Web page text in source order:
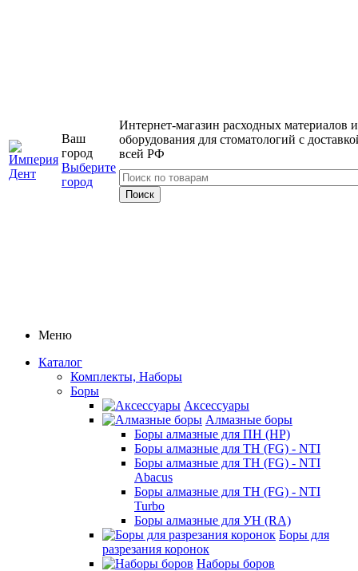
Ваш
город
Выберите
город
Интернет-магазин расходных материалов и
оборудования для стоматологий с
всей РФ
Меню
Каталог
Комплекты, Наборы
Боры
Аксессуары
Алмазные боры
Боры алмазные для ПН (HP)
Боры алмазные для ТН (FG) - NTI
Боры алмазные для ТН (FG) - NTI
Abacus
Боры алмазные для ТН (FG) - NTI
Turbo
Боры алмазные для УН (RA)
Боры для
разрезания коронок
Наборы боров